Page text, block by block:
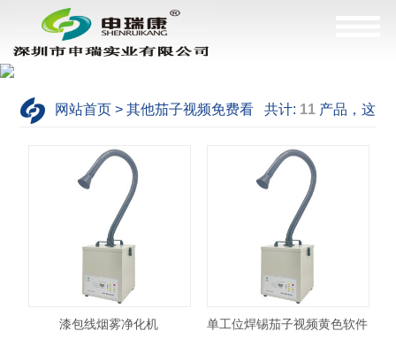
网站首页 > 其他茄子视频免费看 共计: 11 产品，这
漆包线烟雾净化机
单工位焊锡茄子视频黄色软件